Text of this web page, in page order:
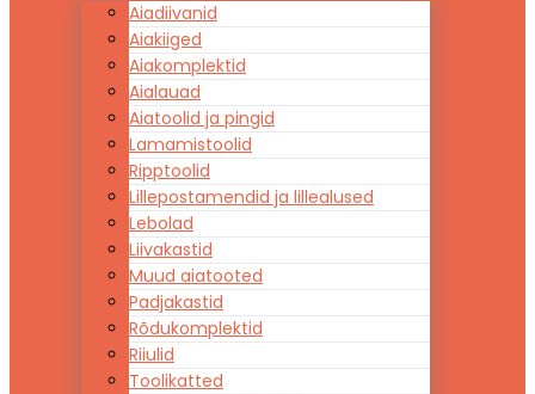
Aiadiivanid
Aiakiiged
Aiakomplektid
Aialauad
Aiatoolid ja pingid
Lamamistoolid
Ripptoolid
Lillepostamendid ja lillealused
Lebolad
Liivakastid
Muud aiatooted
Padjakastid
Rõdukomplektid
Riiulid
Toolikatted